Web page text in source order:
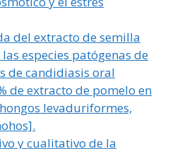
del extracto de semilla
especies patógenas de
de candidiasis oral
de extracto de pomelo en
levaduriformes,
y cualitativo de la